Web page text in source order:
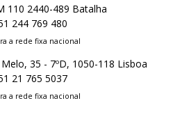
110 2440-489 Batalha
244 769 480
a rede fixa nacional
35 - 7ºD, 1050-118 Lisboa
21 765 5037
a rede fixa nacional